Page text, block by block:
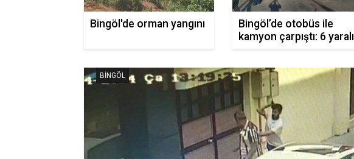
Bingöl'de orman yangını
Bingöl’de otobüs ile
kamyon çarpıştı: 6 yaralı
BINGÖL